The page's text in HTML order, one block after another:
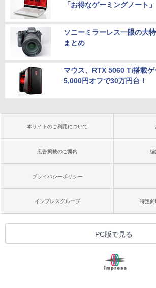
「お得なゲーミングノート」
ソニーミラーレス一眼の大
まとめ
マウス、RTX 5060 Ti搭載
5,000円オフで30万円台！
本サイトのご利用について
広告掲載のご案内 編
プライバシーポリシー
インプレスグループ 特定商
PC版で見る